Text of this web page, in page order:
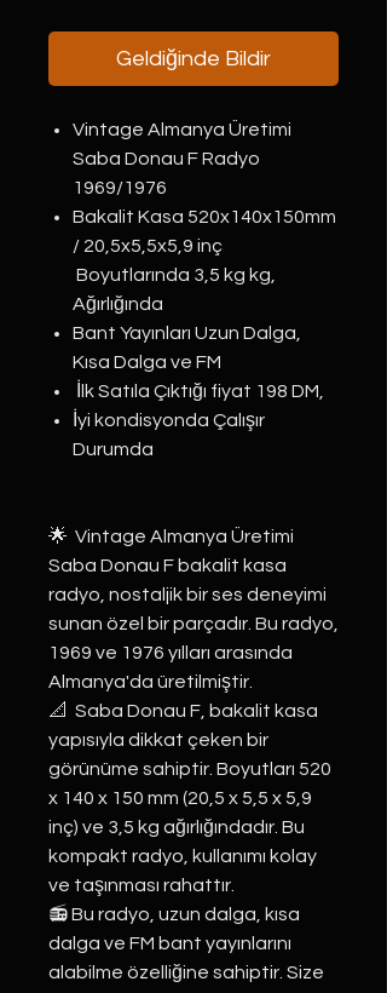
Geldiğinde Bildir
Vintage Almanya Üretimi
Saba Donau F Radyo
1969/1976
Bakalit Kasa 520x140x150mm
/ 20,5x5,5x5,9 inç
Boyutlarında 3,5 kg kg,
Ağırlığında
Bant Yayınları Uzun Dalga,
Kısa Dalga ve FM
İlk Satıla Çıktığı fiyat 198 DM,
İyi kondisyonda Çalışır
Durumda
🌟 Vintage Almanya Üretimi
Saba Donau F bakalit kasa
radyo, nostaljik bir ses deneyimi
sunan özel bir parçadır. Bu radyo,
1969 ve 1976 yılları arasında
Almanya'da üretilmiştir.
📐 Saba Donau F, bakalit kasa
yapısıyla dikkat çeken bir
görünüme sahiptir. Boyutları 520
x 140 x 150 mm (20,5 x 5,5 x 5,9
inç) ve 3,5 kg ağırlığındadır. Bu
kompakt radyo, kullanımı kolay
ve taşınması rahattır.
📻 Bu radyo, uzun dalga, kısa
dalga ve FM bant yayınlarını
alabilme özelliğine sahiptir. Size